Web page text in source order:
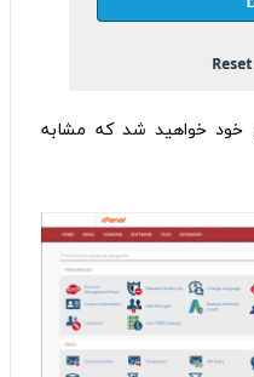
خواهید شد که مشابه